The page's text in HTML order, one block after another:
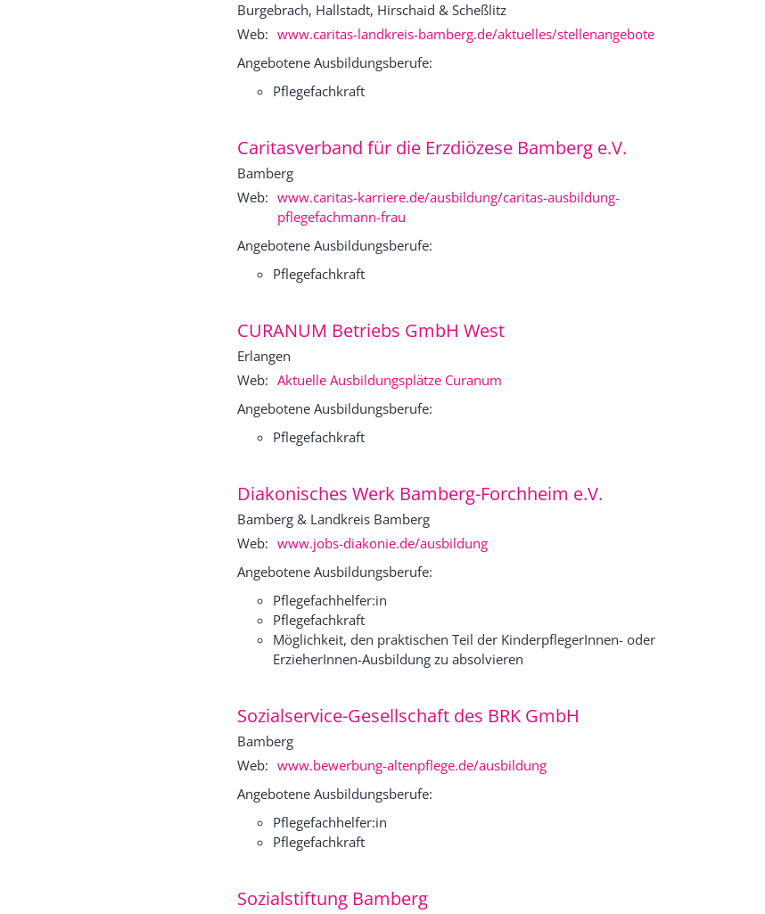
Burgebrach, Hallstadt, Hirschaid & Scheßlitz
Web: www.caritas-landkreis-bamberg.de/aktuelles/stellenangebote
Angebotene Ausbildungsberufe:
Pflegefachkraft
Caritasverband für die Erzdiözese Bamberg e.V.
Bamberg
Web: www.caritas-karriere.de/ausbildung/caritas-ausbildung-
pflegefachmann-frau
Angebotene Ausbildungsberufe:
Pflegefachkraft
CURANUM Betriebs GmbH West
Erlangen
Web: Aktuelle Ausbildungsplätze Curanum
Angebotene Ausbildungsberufe:
Pflegefachkraft
Diakonisches Werk Bamberg-Forchheim e.V.
Bamberg & Landkreis Bamberg
Web: www.jobs-diakonie.de/ausbildung
Angebotene Ausbildungsberufe:
Pflegefachhelfer:in
Pflegefachkraft
Möglichkeit, den praktischen Teil der KinderpflegerInnen- oder
ErzieherInnen-Ausbildung zu absolvieren
Sozialservice-Gesellschaft des BRK GmbH
Bamberg
Web: www.bewerbung-altenpflege.de/ausbildung
Angebotene Ausbildungsberufe:
Pflegefachhelfer:in
Pflegefachkraft
Sozialstiftung Bamberg